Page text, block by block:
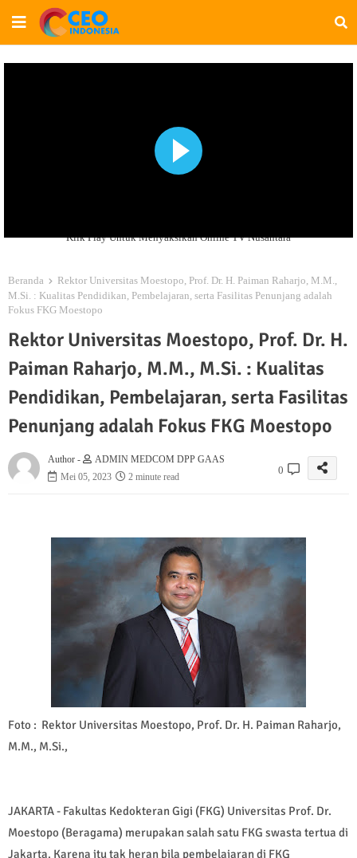
Klik Play Untuk Menyaksikan Online TV Nusantara
Beranda
Rektor Universitas Moestopo, Prof. Dr. H. Paiman Raharjo, M.M.,
M.Si. : Kualitas Pendidikan, Pembelajaran, serta Fasilitas Penunjang adalah
Fokus FKG Moestopo
Rektor Universitas Moestopo, Prof. Dr. H.
Paiman Raharjo, M.M., M.Si. : Kualitas
Pendidikan, Pembelajaran, serta Fasilitas
Penunjang adalah Fokus FKG Moestopo
Author -
ADMIN MEDCOM DPP GAAS
Mei 05, 2023
2 minute read
0
Foto : Rektor Universitas Moestopo, Prof. Dr. H. Paiman Raharjo,
M.M., M.Si.,
JAKARTA - Fakultas Kedokteran Gigi (FKG) Universitas Prof. Dr.
Moestopo (Beragama) merupakan salah satu FKG swasta tertua di
Jakarta. Karena itu tak heran bila pembelajaran di FKG